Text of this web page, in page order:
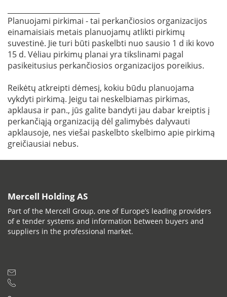
Planuojami pirkimai - tai perkančiosios organizacijos
einamaisiais metais planuojamų atlikti pirkimų
suvestinė. Jie turi būti paskelbti nuo sausio 1 d iki kovo
15 d. Vėliau pirkimų planai yra tikslinami pagal
pasikeitusius perkančiosios organizacijos poreikius.
Reikėtų atkreipti dėmesį, kokiu būdu planuojama
vykdyti pirkimą. Jeigu tai neskelbiamas pirkimas,
apklausa ir pan., jūs galite bandyti jau dabar kreiptis į
perkančiąją organizaciją dėl galimybės dalyvauti
apklausoje, nes viešai paskelbto skelbimo apie pirkimą
greičiausiai nebus.
Mercell Holding AS
Part of the Mercell Group, one of Europe’s leading providers
of e tender systems and information between buyers and
suppliers in the professional market.